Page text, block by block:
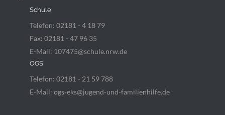
Schule
Telefon: 02181 - 4 18 79
Fax: 02181 - 47 96 35
E-Mail: 107475@schule.nrw.de
OGS
Telefon: 02181 - 21 59 788
E-Mail: ogs-eks@jugend-und-familienhilfe.de